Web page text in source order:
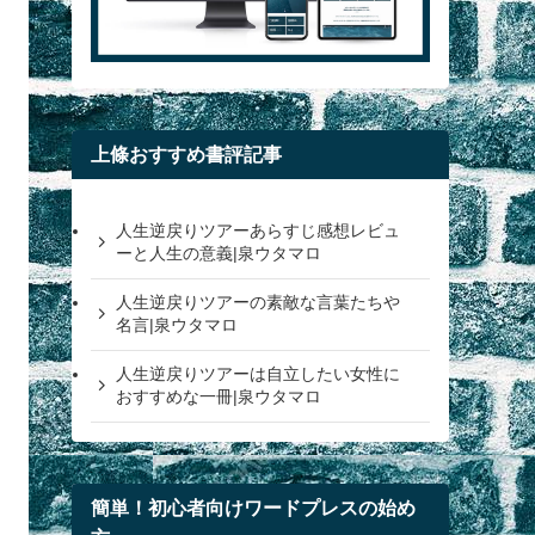
上條おすすめ書評記事
人生逆戻りツアーあらすじ感想レビュ
ーと人生の意義|泉ウタマロ
人生逆戻りツアーの素敵な言葉たちや
名言|泉ウタマロ
人生逆戻りツアーは自立したい女性に
おすすめな一冊|泉ウタマロ
簡単！初心者向けワードプレスの始め